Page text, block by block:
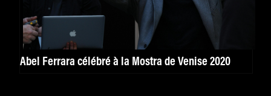
Abel Ferrara célébré à la Mostra de Venise 2020